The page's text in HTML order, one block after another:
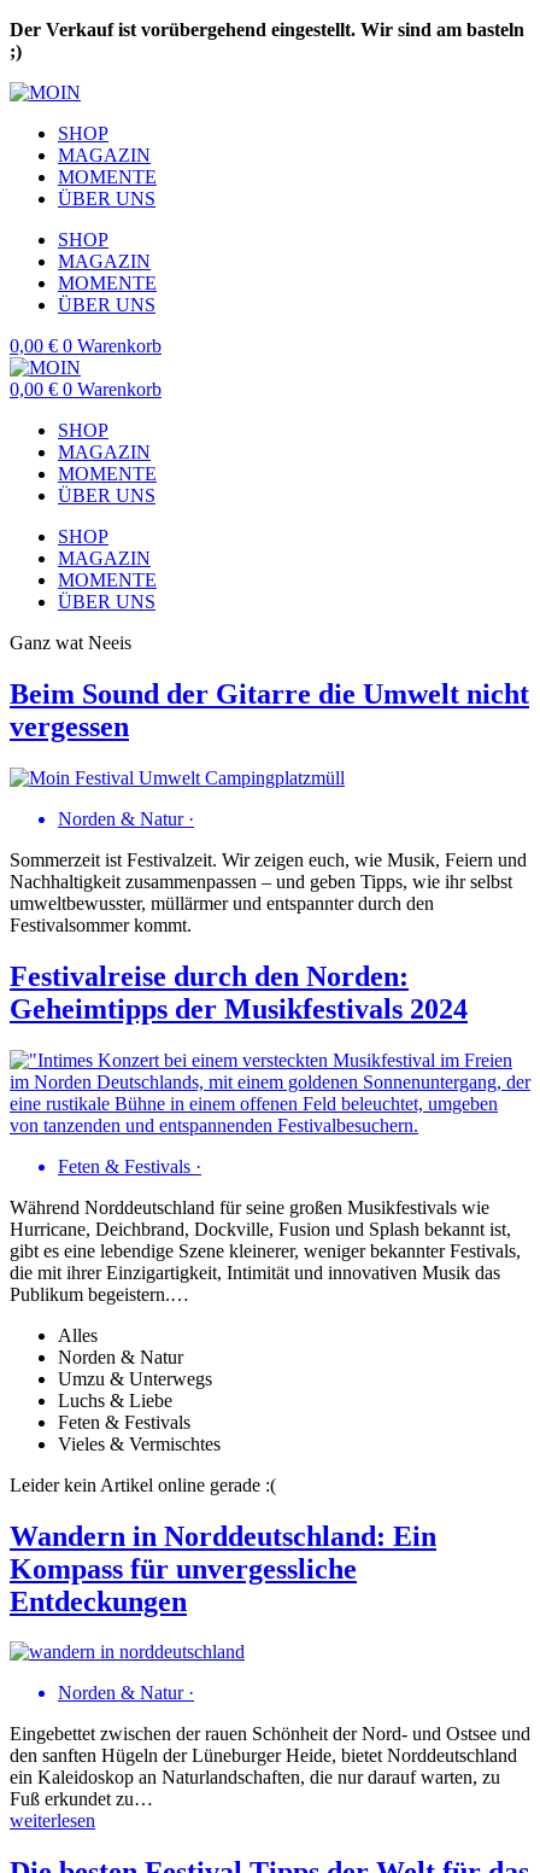
Zum
Inhalt
Der Verkauf ist vorübergehend eingestellt. Wir sind am basteln
;)
SHOP
MAGAZIN
MOMENTE
ÜBER UNS
SHOP
MAGAZIN
MOMENTE
ÜBER UNS
0,00 € 0 Warenkorb
0,00 € 0 Warenkorb
SHOP
MAGAZIN
MOMENTE
ÜBER UNS
SHOP
MAGAZIN
MOMENTE
ÜBER UNS
Ganz wat Neeis
Beim Sound der Gitarre die Umwelt nicht
vergessen
Norden & Natur ·
Sommerzeit ist Festivalzeit. Wir zeigen euch, wie Musik, Feiern und
Nachhaltigkeit zusammenpassen – und geben Tipps, wie ihr selbst
umweltbewusster, müllärmer und entspannter durch den
Festivalsommer kommt.
Festivalreise durch den Norden:
Geheimtipps der Musikfestivals 2024
Feten & Festivals ·
Während Norddeutschland für seine großen Musikfestivals wie
Hurricane, Deichbrand, Dockville, Fusion und Splash bekannt ist,
gibt es eine lebendige Szene kleinerer, weniger bekannter Festivals,
die mit ihrer Einzigartigkeit, Intimität und innovativen Musik das
Publikum begeistern.…
Alles
Norden & Natur
Umzu & Unterwegs
Luchs & Liebe
Feten & Festivals
Vieles & Vermischtes
Leider kein Artikel online gerade :(
Wandern in Norddeutschland: Ein
Kompass für unvergessliche
Entdeckungen
Norden & Natur ·
Eingebettet zwischen der rauen Schönheit der Nord- und Ostsee und
den sanften Hügeln der Lüneburger Heide, bietet Norddeutschland
ein Kaleidoskop an Naturlandschaften, die nur darauf warten, zu
Fuß erkundet zu…
weiterlesen